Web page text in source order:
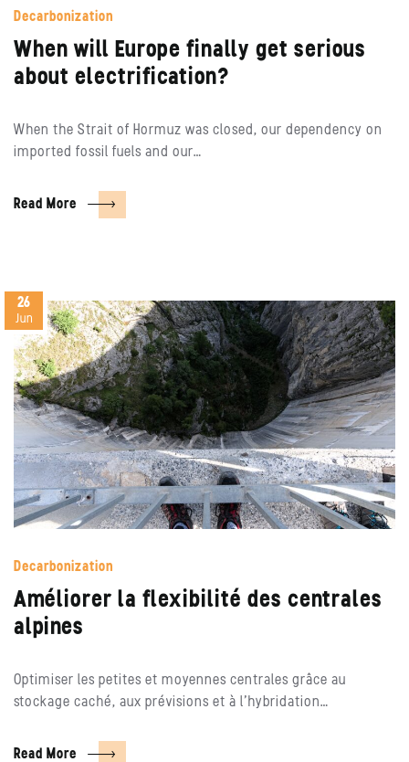
Decarbonization
When will Europe finally get serious
about electrification?
When the Strait of Hormuz was closed, our dependency on
imported fossil fuels and our…
Read More
26
Jun
Decarbonization
Améliorer la flexibilité des centrales
alpines
Optimiser les petites et moyennes centrales grâce au
stockage caché, aux prévisions et à l’hybridation…
Read More